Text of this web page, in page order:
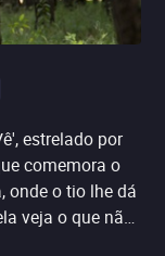
estrelado por
comemora o
onde o tio lhe dá
veja o que não
entre a